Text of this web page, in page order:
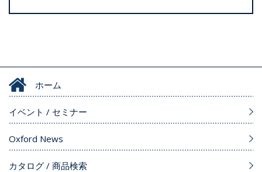
ホーム
イベント / セミナー
Oxford News
カタログ / 商品検索